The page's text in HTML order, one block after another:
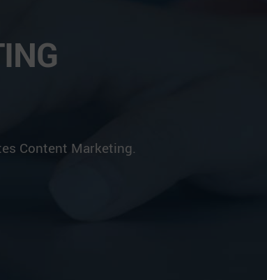
Content Marketing.